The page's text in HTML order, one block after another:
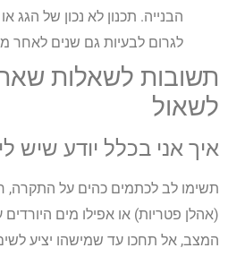
הבנייה. תכנון לא נכון של הגג
לגרום לבעיות גם שנים לאחר
תשובות לשאלות
לשאול
איך אני בכלל יודע שיש
תשימו לב לכתמים כהים על התקרה,
(אהלן פטריות) או אפילו מים
המצב, אל תחכו עד שמישהו יציע